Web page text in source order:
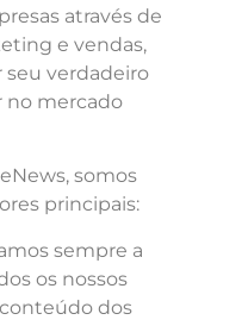
através de
e vendas,
seu verdadeiro
no mercado
somos
principais:
sempre a
os nossos
dos